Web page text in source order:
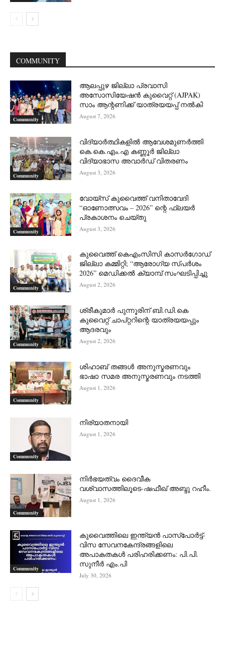
COMMUNITY
Community
ആലപ്പുഴ ജില്ലാ പ്രവാസി
അസോസിയേഷൻ കുവൈറ്റ് (AJPAK)
സാം ആന്റണിക്ക് യാത്രയയപ്പ് നൽകി
August 7, 2026
Community
വിദ്യാർത്ഥികളിൽ ആവേശമുണർത്തി
കെ.കെ.എം.എ കണ്ണൂർ ജില്ലാ
വിദ്യാഭാസ അവാർഡ് വിതരണം
August 3, 2026
Community
വോയ്സ് കുവൈത്ത് വനിതാവേദി
“ഓണോത്സവം – 2026” ന്റെ ഫ്ലയർ
പ്രകാശനം ചെയ്തു
August 3, 2026
Community
കുവൈത്ത് കെഎംസിസി കാസർഗോഡ്
ജില്ലാ കമ്മിറ്റി; “ആരോഗ്യ സ്പർശം
2026” മെഡിക്കൽ ക്യാമ്പ് സംഘടിപ്പിച്ചു
August 2, 2026
Community
ശ്രീകുമാർ പുന്നൂരിന് ബി.ഡി.കെ
കുവൈറ്റ് ചാപ്റ്ററിന്റെ യാത്രയയപ്പും
ആദരവും
August 2, 2026
Community
ശിഹാബ് തങ്ങൾ അനുസ്മരണവും
ഭാഷാ സമര അനുസ്മരണവും നടത്തി
August 1, 2026
Community
നിര്യാതനായി
August 1, 2026
Community
നിർഭയത്വം ദൈവീക
വശ്വാസത്തിലൂടെ-ഷഫീഖ് അബ്ദു റഹീം.
August 1, 2026
Community
കുവൈത്തിലെ ഇന്ത്യൻ പാസ്‌പോർട്ട്-
വിസ സേവനകേന്ദ്രങ്ങളിലെ
അപാകതകൾ പരിഹരിക്കണം: പി.പി.
സുനീർ എം.പി
July 30, 2026